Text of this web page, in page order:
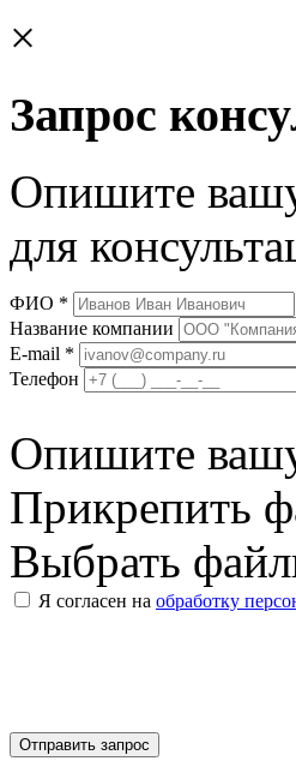
×
Запрос
Опишите
для
ФИО *
Название компании
E-mail *
Телефон
Опишите
Прикрепить
Выбрать
Я согласен на обработку
Отправить запрос